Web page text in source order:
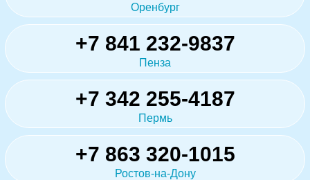
Оренбург
+7 841 232-9837
Пенза
+7 342 255-4187
Пермь
+7 863 320-1015
Ростов-на-Дону